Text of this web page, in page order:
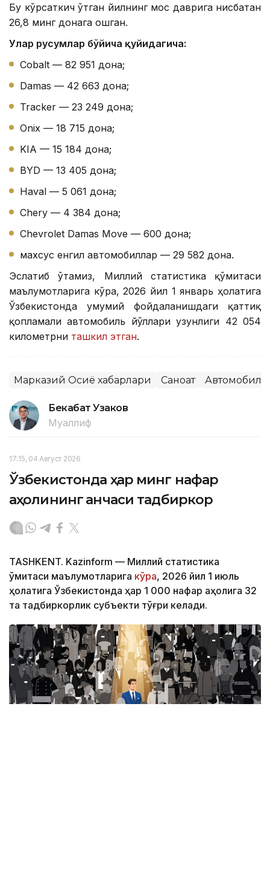
Бу кўрсаткич ўтган йилнинг мос даврига нисбатан
26,8 минг донага ошган.
Улар русумлар бўйича қуйидагича:
Cobalt — 82 951 дона;
Damas — 42 663 дона;
Tracker — 23 249 дона;
Onix — 18 715 дона;
KIA — 15 184 дона;
BYD — 13 405 дона;
Haval — 5 061 дона;
Chery — 4 384 дона;
Chevrolet Damas Move — 600 дона;
махсус енгил автомобиллар — 29 582 дона.
Эслатиб ўтамиз, Миллий статистика қўмитаси
маълумотларига кўра, 2026 йил 1 январь ҳолатига
Ўзбекистонда умумий фойдаланишдаги қаттиқ
қопламали автомобиль йўллари узунлиги 42 054
километрни ташкил этган.
Марказий Осиё хабарлари Саноат
Бекабат Узаков
Муаллиф
17:15, 04 Август 2026
Ўзбекистонда ҳар минг нафар
аҳолининг қанчаси тадбиркор
TASHKENT. Kazinform — Миллий статистика
қўмитаси маълумотларига кўра, 2026 йил 1 июль
ҳолатига Ўзбекистонда ҳар 1 000 нафар аҳолига 32
та тадбиркорлик субъекти тўғри келади.